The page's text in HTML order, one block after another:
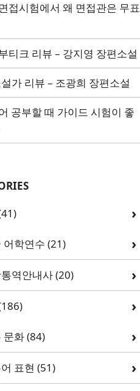
접시험에서 왜 면접관은 무표
티크 리뷰 – 강지영 장편소설
가 리뷰 – 조광희 장편소설
공부할 때 가이드 시험이 좋
어학연수 (21)
역안내사(20)
문화(84)
표현 (51)